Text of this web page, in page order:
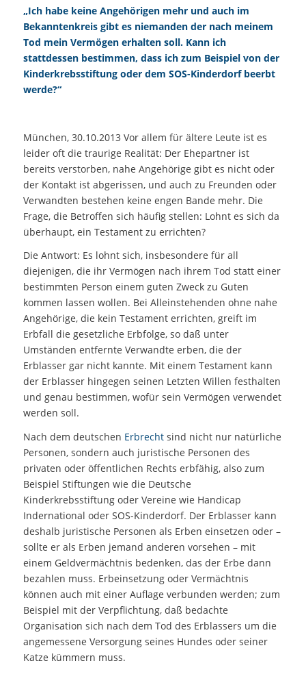
„Ich habe keine Angehörigen mehr und auch im
Bekanntenkreis gibt es niemanden der nach meinem
Tod mein Vermögen erhalten soll. Kann ich
stattdessen bestimmen, dass ich zum Beispiel von der
Kinderkrebsstiftung oder dem SOS-Kinderdorf beerbt
werde?“
München, 30.10.2013 Vor allem für ältere Leute ist es
leider oft die traurige Realität: Der Ehepartner ist
bereits verstorben, nahe Angehörige gibt es nicht oder
der Kontakt ist abgerissen, und auch zu Freunden oder
Verwandten bestehen keine engen Bande mehr. Die
Frage, die Betroffen sich häufig stellen: Lohnt es sich da
überhaupt, ein Testament zu errichten?
Die Antwort: Es lohnt sich, insbesondere für all
diejenigen, die ihr Vermögen nach ihrem Tod statt einer
bestimmten Person einem guten Zweck zu Guten
kommen lassen wollen. Bei Alleinstehenden ohne nahe
Angehörige, die kein Testament errichten, greift im
Erbfall die gesetzliche Erbfolge, so daß unter
Umständen entfernte Verwandte erben, die der
Erblasser gar nicht kannte. Mit einem Testament kann
der Erblasser hingegen seinen Letzten Willen festhalten
und genau bestimmen, wofür sein Vermögen verwendet
werden soll.
Nach dem deutschen Erbrechtsind nicht nur natürliche
Personen, sondern auch juristische Personen des
privaten oder öffentlichen Rechts erbfähig, also zum
Beispiel Stiftungen wie die Deutsche
Kinderkrebsstiftung oder Vereine wie Handicap
Indernational oder SOS-Kinderdorf. Der Erblasser kann
deshalb juristische Personen als Erben einsetzen oder –
sollte er als Erben jemand anderen vorsehen – mit
einem Geldvermächtnis bedenken, das der Erbe dann
bezahlen muss. Erbeinsetzung oder Vermächtnis
können auch mit einer Auflage verbunden werden; zum
Beispiel mit der Verpflichtung, daß bedachte
Organisation sich nach dem Tod des Erblassers um die
angemessene Versorgung seines Hundes oder seiner
Katze kümmern muss.